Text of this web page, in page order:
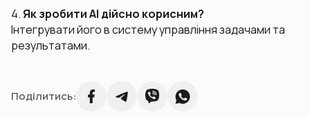
4. Як зробити AI дійсно корисним?
Інтегрувати його в систему управління задачами та
результатами.
Поділитись: